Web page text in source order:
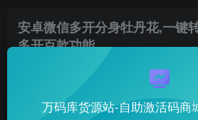
安卓微信多开分身牡丹花,一键
多开百款功能
万码库官方账号
万码库货源站-自助激活码商